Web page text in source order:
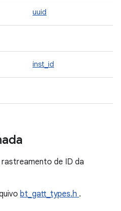
uuid
inst_id
de ID da
bt_gatt_types.h .